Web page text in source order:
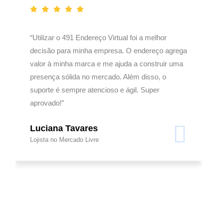
“Utilizar o 491 Endereço Virtual foi a melhor
decisão para minha empresa. O endereço agrega
valor à minha marca e me ajuda a construir uma
presença sólida no mercado. Além disso, o
suporte é sempre atencioso e ágil. Super
aprovado!”
Luciana Tavares
Lojista no Mercado Livre